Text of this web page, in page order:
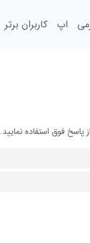
اپ کاربران برتر
فوق استفاده نمایید.